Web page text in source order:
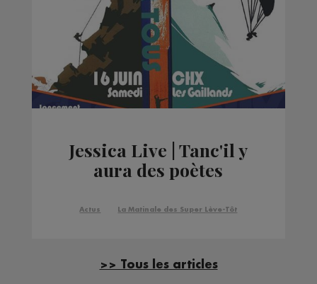
Jessica Live | Tanc'il y
aura des poètes
Actus La Matinale des Super Lève-Tôt
>> Tous les articles